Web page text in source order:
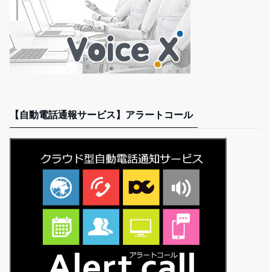
【自動電話通報サービス】アラートコール